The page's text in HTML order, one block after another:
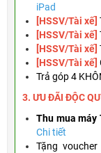
iPad
[HSSV/Tài xế]
[HSSV/Tài xế]
[HSSV/Tài xế]
[HSSV/Tài xế]
Trả góp 4
3. ƯU ĐÃI ĐỘC
Thu mua máy
Chi tiết
Tặng